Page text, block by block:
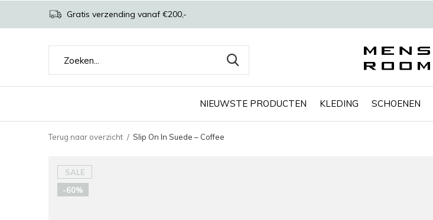
NIEUWSTE PRODUCTEN KLEDING SCHOENEN
Gratis verzending vanaf €200,-
Terug naar overzicht Slip On In Suede – Coffee
SALE
-60%